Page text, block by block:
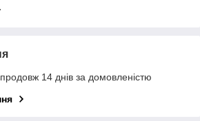
14 днів за домовленістю